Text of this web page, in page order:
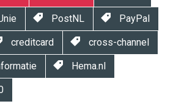
PostNL PayPal
creditcard cross-channel
Hema.nl